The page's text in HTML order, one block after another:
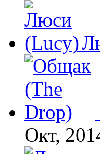
Окт,